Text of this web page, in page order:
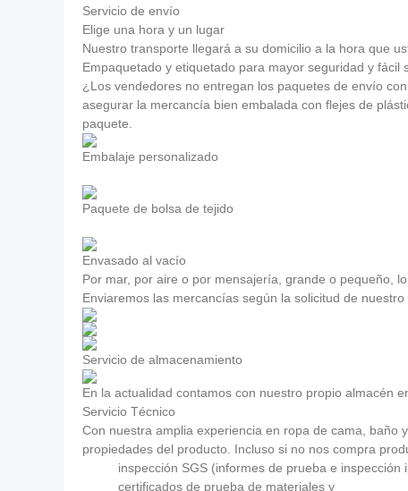
Servicio de envío
Elige una hora y un lugar
Nuestro transporte llegará a su domicilio a la hora que
Empaquetado y etiquetado para mayor seguridad y fácil
¿Los vendedores no entregan los paquetes de envío
asegurar la mercancía bien embalada con flejes de
paquete.
Embalaje personalizado
Paquete de bolsa de tejido
Envasado al vacío
Por mar, por aire o por mensajería, grande o pequeño, lo
Enviaremos las mercancías según la solicitud de nuestro
Servicio de almacenamiento
En la actualidad contamos con nuestro propio almacén
Servicio Técnico
Con nuestra amplia experiencia en ropa de cama, baño
propiedades del producto. Incluso si no nos compra
inspección SGS (informes de prueba e inspección in
certificados de prueba de materiales y